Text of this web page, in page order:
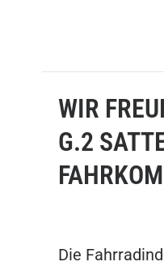
WIR
G.2
Die